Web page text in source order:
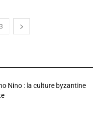
3
Nino : la culture byzantine